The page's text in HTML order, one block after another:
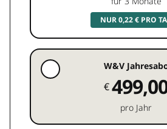
NUR 0,22 € PRO
W&V
€
pro Jahr